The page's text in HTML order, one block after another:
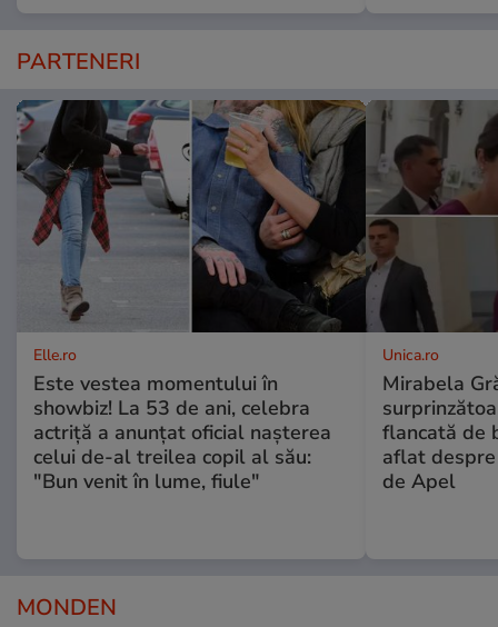
PARTENERI
Elle.ro
Este vestea momentului în
showbiz! La 53 de ani, celebra
actriță a anunțat oficial nașterea
celui de-al treilea copil al său:
"Bun venit în lume, fiule"
Unica.ro
Mirabela
flancată de
aflat
de Apel
MONDEN